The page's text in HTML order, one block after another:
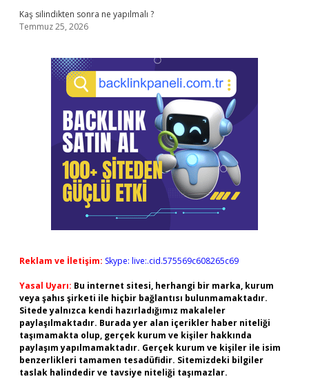
Kaş silindikten sonra ne yapılmalı ?
Temmuz 25, 2026
Reklam ve İletişim: Skype: live:.cid.575569c608265c69
Yasal Uyarı: Bu internet sitesi, herhangi bir marka, kurum
veya şahıs şirketi ile hiçbir bağlantısı bulunmamaktadır.
Sitede yalnızca kendi hazırladığımız makaleler
paylaşılmaktadır. Burada yer alan içerikler haber niteliği
taşımamakta olup, gerçek kurum ve kişiler hakkında
paylaşım yapılmamaktadır. Gerçek kurum ve kişiler ile isim
benzerlikleri tamamen tesadüfidir. Sitemizdeki bilgiler
taslak halindedir ve tavsiye niteliği taşımazlar.